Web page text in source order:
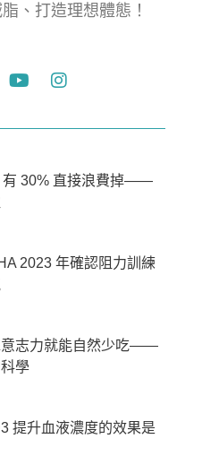
、打造理想體態！
有 30% 直接浪費掉——
2023 年確認阻力訓練
意志力就能自然少吃——
學
提升血液濃度的效果是